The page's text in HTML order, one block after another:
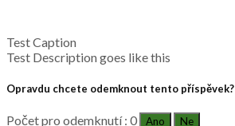
Test Caption
Test Description goes like this
Opravdu chcete odemknout tento příspěvek?
Počet pro odemknutí : 0 Ano Ne